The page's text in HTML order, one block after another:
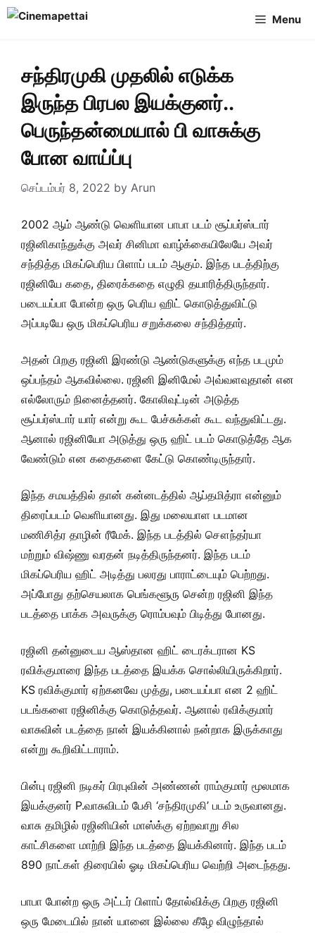
Skip
Menu
சந்திரமுகி முதலில் எடுக்க
இருந்த பிரபல இயக்குனர்..
பெருந்தன்மையால் பி வாசுக்கு
போன வாய்ப்பு
செப்டம்பர் 8, 2022 by Arun
2002 ஆம் ஆண்டு வெளியான பாபா படம் சூப்பர்ஸ்டார்
ரஜினிகாந்துக்கு அவர் சினிமா வாழ்க்கையிலேயே அவர்
சந்தித்த மிகப்பெரிய பிளாப் படம் ஆகும். இந்த படத்திற்கு
ரஜினியே கதை, திரைக்கதை எழுதி தயாரித்திருந்தார்.
படையப்பா போன்ற ஒரு பெரிய ஹிட் கொடுத்துவிட்டு
அப்படியே ஒரு மிகப்பெரிய சறுக்கலை சந்தித்தார்.
அதன் பிறகு ரஜினி இரண்டு ஆண்டுகளுக்கு எந்த படமும்
ஒப்பந்தம் ஆகவில்லை. ரஜினி இனிமேல் அவ்வளவுதான் என
எல்லோரும் நினைத்தனர். கோலிவுட்டின் அடுத்த
சூப்பர்ஸ்டார் யார் என்று கூட பேச்சுக்கள் கூட வந்துவிட்டது.
ஆனால் ரஜினியோ அடுத்து ஒரு ஹிட் படம் கொடுத்தே ஆக
வேண்டும் என கதைகளை கேட்டு கொண்டிருந்தார்.
இந்த சமயத்தில் தான் கன்னடத்தில் ஆப்தமித்ரா என்னும்
திரைப்படம் வெளியானது. இது மலையாள படமான
மணிசித்ர தாழின் ரீமேக். இந்த படத்தில் சௌந்தர்யா
மற்றும் விஷ்ணு வரதன் நடித்திருந்தனர். இந்த படம்
மிகப்பெரிய ஹிட் அடித்து பலரது பாராட்டையும் பெற்றது.
அப்போது தற்செயலாக பெங்களூரு சென்ற ரஜினி இந்த
படத்தை பாக்க அவருக்கு ரொம்பவும் பிடித்து போனது.
ரஜினி தன்னுடைய ஆஸ்தான ஹிட் டைரக்டரான KS
ரவிக்குமாரை இந்த படத்தை இயக்க சொல்லியிருக்கிறார்.
KS ரவிக்குமார் ஏற்கனவே முத்து, படையப்பா என 2 ஹிட்
படங்களை ரஜினிக்கு கொடுத்தவர். ஆனால் ரவிக்குமார்
வாசுவின் படத்தை நான் இயக்கினால் நன்றாக இருக்காது
என்று கூறிவிட்டாராம்.
பின்பு ரஜினி நடிகர் பிரபுவின் அண்ணன் ராம்குமார் மூலமாக
இயக்குனர் P.வாசுவிடம் பேசி ‘சந்திரமுகி’ படம் உருவானது.
வாசு தமிழில் ரஜினியின் மாஸ்க்கு ஏற்றவாறு சில
காட்சிகளை மாற்றி இந்த படத்தை இயக்கினார். இந்த படம்
890 நாட்கள் திரையில் ஓடி மிகப்பெரிய வெற்றி அடைந்தது.
பாபா போன்ற ஒரு அட்டர் பிளாப் தோல்விக்கு பிறகு ரஜினி
ஒரு மேடையில் நான் யானை இல்லை கீழே விழுந்தால்